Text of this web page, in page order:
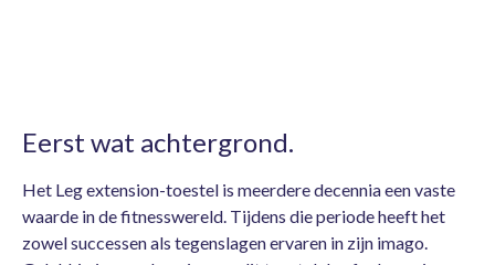
Eerst wat achtergrond.
Het Leg extension-toestel is meerdere decennia een vaste
waarde in de fitnesswereld. Tijdens die periode heeft het
zowel successen als tegenslagen ervaren in zijn imago.